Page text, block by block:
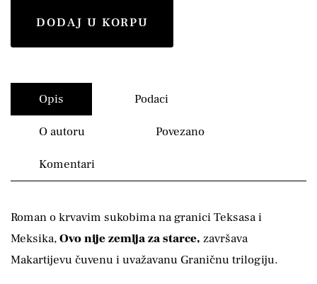
DODAJ U KORPU
Opis Podaci
O autoru Povezano
Komentari
Roman o krvavim sukobima na granici Teksasa i
Meksika,Ovo nije zemlja za starce, završava
Makartijevu čuvenu i uvažavanu Graničnu trilogiju.